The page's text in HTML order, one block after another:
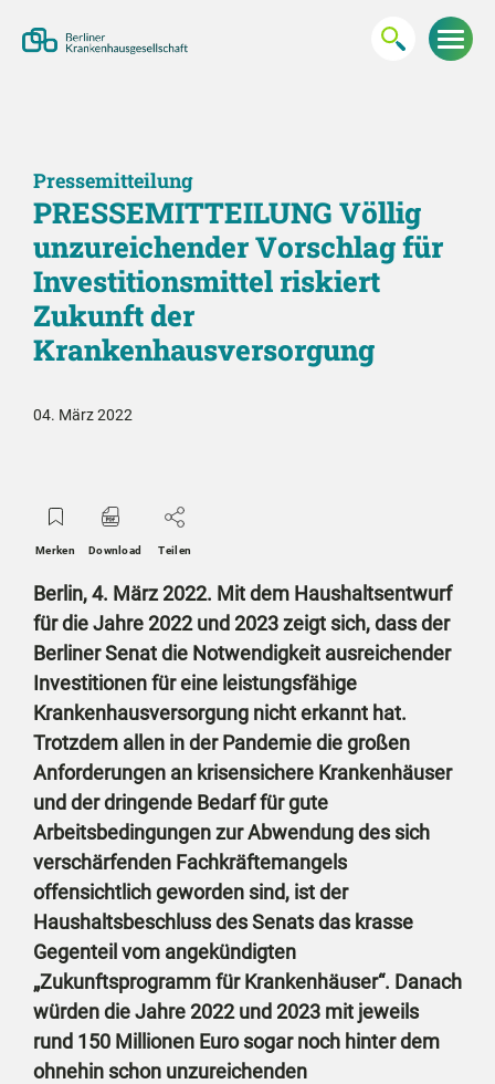
Pressemitteilung
PRESSEMITTEILUNG Völlig
unzureichender Vorschlag für
Investitionsmittel riskiert
Zukunft der
Krankenhausversorgung
04. März 2022
Merken Download Teilen
Berlin, 4. März 2022. Mit dem Haushaltsentwurf
für die Jahre 2022 und 2023 zeigt sich, dass der
Berliner Senat die Notwendigkeit ausreichender
Investitionen für eine leistungsfähige
Krankenhausversorgung nicht erkannt hat.
Trotzdem allen in der Pandemie die großen
Anforderungen an krisensichere Krankenhäuser
und der dringende Bedarf für gute
Arbeitsbedingungen zur Abwendung des sich
verschärfenden Fachkräftemangels
offensichtlich geworden sind, ist der
Haushaltsbeschluss des Senats das krasse
Gegenteil vom angekündigten
„Zukunftsprogramm für Krankenhäuser“. Danach
würden die Jahre 2022 und 2023 mit jeweils
rund 150 Millionen Euro sogar noch hinter dem
ohnehin schon unzureichenden